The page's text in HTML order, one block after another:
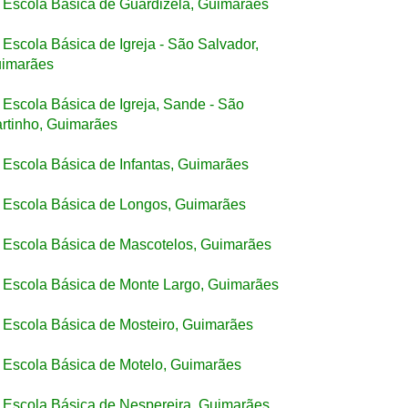
Escola Básica de Guardizela, Guimarães
Escola Básica de Igreja - São Salvador,
Escola Básica de Igreja, Sande - São
Guimarães
Escola Básica de Infantas, Guimarães
Escola Básica de Longos, Guimarães
Escola Básica de Mascotelos, Guimarães
Escola Básica de Monte Largo, Guimarães
Escola Básica de Mosteiro, Guimarães
Escola Básica de Motelo, Guimarães
Escola Básica de Nespereira, Guimarães